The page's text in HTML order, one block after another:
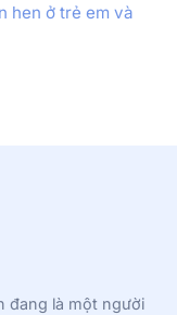
hen ở trẻ em và
đang là một người